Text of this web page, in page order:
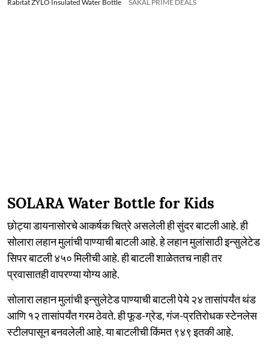
Rabitat ZYLO Insulated Water Bottle SAKAL PRIME DEALS
SOLARA Water Bottle for Kids
छोट्या डायनासोरचे आकर्षक चित्रे असलेली ही सुंदर बाटली आहे. ही
सोलारा लहान मुलांची पाण्याची बाटली आहे. हे लहान मुलांसाठी इन्सुलेटेड
सिपर बाटली ४५० मिलीची आहे. ही बाटली शाळेततच नाही तर
प्रवासातही वापरण्या योग्य आहे.
सोलारा लहान मुलांची इन्सुलेटेड पाण्याची बाटली पेये २४ तासांपर्यंत थंड
आणि १२ तासांपर्यंत गरम ठेवते. ही फूड-ग्रेड, गंज-प्रतिरोधक स्टेनलेस
स्टीलपासून बनवलेली आहे. या बाटलीची किंमत ९४९ इतकी आहे.